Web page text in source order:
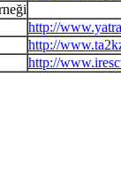
http://
http://
http://